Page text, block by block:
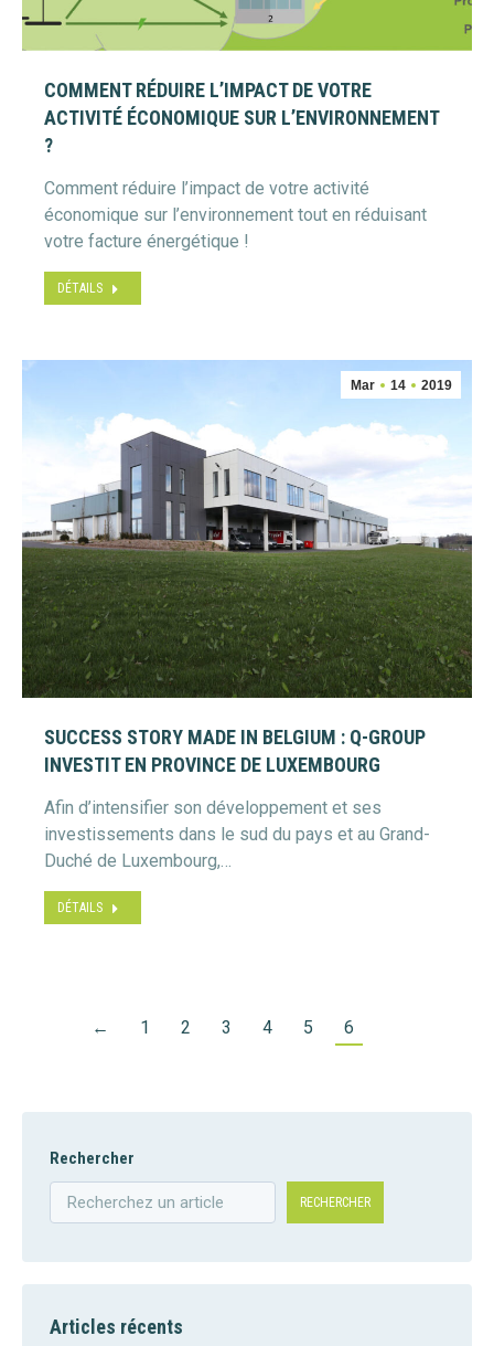
COMMENT RÉDUIRE L’IMPACT DE VOTRE
ACTIVITÉ ÉCONOMIQUE SUR L’ENVIRONNEMENT
?
Comment réduire l’impact de votre activité
économique sur l’environnement tout en réduisant
votre facture énergétique !
DÉTAILS
Mar 14 2019
SUCCESS STORY MADE IN BELGIUM : Q-GROUP
INVESTIT EN PROVINCE DE LUXEMBOURG
Afin d’intensifier son développement et ses
investissements dans le sud du pays et au Grand-
Duché de Luxembourg,…
DÉTAILS
← 1 2 3 4 5 6
Rechercher
RECHERCHER
Articles récents